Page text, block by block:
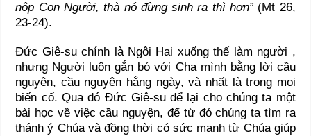
nộp Con Người, thà nó đừng sinh ra thì hơn” (Mt 26,
23-24).
Đức Giê-su chính là Ngôi Hai xuống thế làm người ,
nhưng Người luôn gắn bó với Cha mình bằng lời cầu
nguyện, cầu nguyện hằng ngày, và nhất là trong mọi
biến cố. Qua đó Đức Giê-su để lại cho chúng ta một
bài học về việc cầu nguyện, để từ đó chúng ta tìm ra
thánh ý Chúa và đồng thời có sức mạnh từ Chúa giúp